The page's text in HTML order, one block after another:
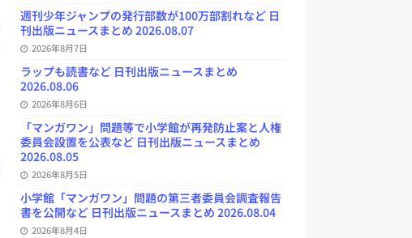
n
e
週刊少年ジャンプの発行部数が100万部割れなど 日
刊出版ニュースまとめ 2026.08.07
2026年8月7日
ラップも読書など 日刊出版ニュースまとめ
2026.08.06
2026年8月6日
「マンガワン」問題等で小学館が再発防止案と人権
委員会設置を公表など 日刊出版ニュースまとめ
2026.08.05
2026年8月5日
小学館「マンガワン」問題の第三者委員会調査報告
書を公開など 日刊出版ニュースまとめ 2026.08.04
2026年8月4日